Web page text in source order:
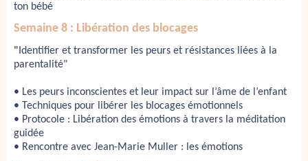
ton bébé
Semaine 8 : Libération des blocages
"Identifier et transformer les peurs et résistances liées à la
parentalité"
• Les peurs inconscientes et leur impact sur l’âme de l’enfant
• Techniques pour libérer les blocages émotionnels
• Protocole : Libération des émotions à travers la méditation
guidée
• Rencontre avec Jean-Marie Muller : les émotions